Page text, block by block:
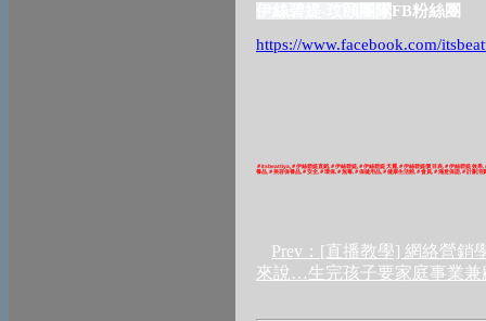
FB粉絲團
https://www.facebook.com/
＃ itsbeattiya, ＃ 伊絲碧媞直銷, ＃ 伊絲碧媞, ＃ 伊絲碧媞天麗 ,＃ 伊絲碧媞價目表, ＃伊絲碧媞效果,
養品, ＃ 美容保養品, ＃安全, ＃環保, ＃無毒, ＃保健用品, ＃健康生活館, ＃會員, ＃滿意保證, ＃計劃消
Prev：[直播教學] 網絡營銷
來說…生完孩子要家庭事業